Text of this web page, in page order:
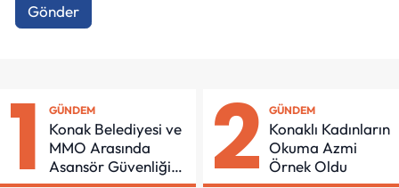
Gönder
1 GÜNDEM
Konak Belediyesi ve
MMO Arasında
Asansör Güvenliği
2 GÜNDEM
Konaklı Kadınların
Okuma Azmi
Örnek Oldu